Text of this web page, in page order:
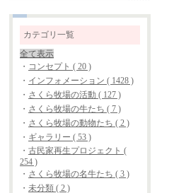
カテゴリ一覧
全て表示
・ コンセプト ( 20 )
・ インフォメーション ( 1428 )
・ さくら牧場の活動 ( 127 )
・ さくら牧場の牛たち ( 7 )
・ さくら牧場の動物たち ( 2 )
・ ギャラリー ( 53 )
・ 古民家再生プロジェクト (
254 )
・ さくら牧場の名牛たち ( 3 )
・ 未分類 ( 2 )